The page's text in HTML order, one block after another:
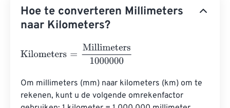
Hoe te converteren Millimeters
naar Kilometers?
Kilometers Millimeters1000000
Om millimeters (mm) naar kilometers (km) om te
rekenen, kunt u de volgende omrekenfactor